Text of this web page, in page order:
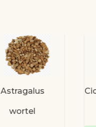
Astragalus
wortel